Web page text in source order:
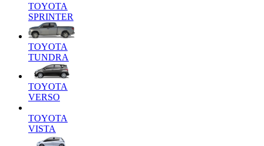
TOYOTA
SPRINTER
TOYOTA
TUNDRA
TOYOTA
VERSO
TOYOTA
VISTA